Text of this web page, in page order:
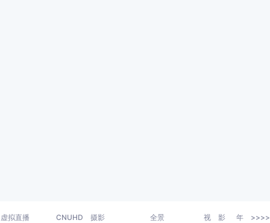
虚拟直播
CNUHD
摄影
全景
视
影
年